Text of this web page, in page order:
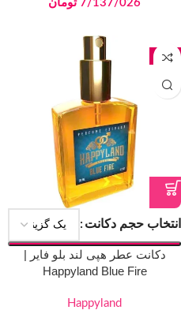
7/137/026 تومان
جدید
انتخاب حجم دکانت
دکانت عطر هپی لند بلو فایر |
Happyland Blue Fire
Happyland